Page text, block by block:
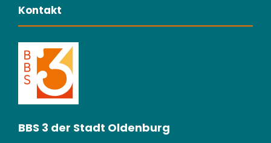
Kontakt
BBS 3 der Stadt Oldenburg